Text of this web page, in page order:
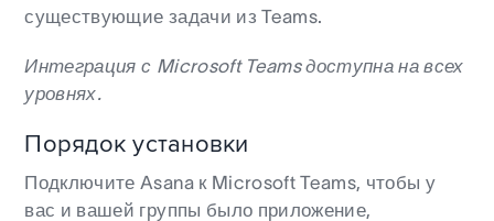
существующие задачи из Teams.
Интеграция с Microsoft Teams доступна на всех
уровнях.
Порядок установки
Подключите Asana к Microsoft Teams, чтобы у
вас и вашей группы было приложение,